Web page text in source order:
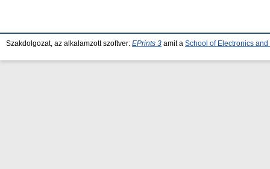
Szakdolgozat, az alkalamzott szoftver: EPrints 3 amit a School of Electronics